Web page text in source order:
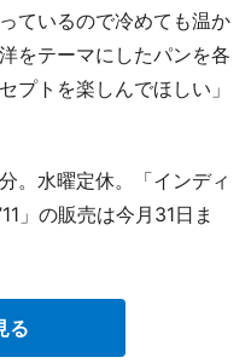
ているので冷めても温か
をテーマにしたパンを各
プトを楽しんでほしい」
。水曜定休。「インディ
」の販売は今月31日ま
る